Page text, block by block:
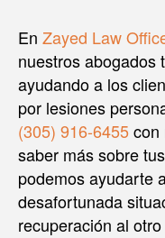
En Zayed Law
nuestros abogados
ayudando a los
por lesiones
(305) 916-6455con
saber más sobre
podemos ayudarte
desafortunada
recuperación al